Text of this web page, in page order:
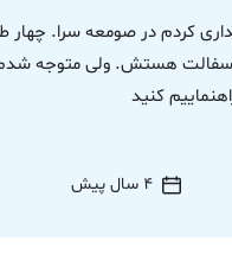
کردم در صومعه سرا.
آسفالت هستش. ولی متوجه
کنید
4 سال پیش